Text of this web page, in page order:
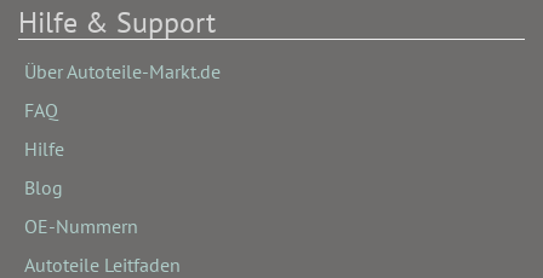
Hilfe & Support
Über Autoteile-Markt.de
FAQ
Hilfe
Blog
OE-Nummern
Autoteile Leitfaden